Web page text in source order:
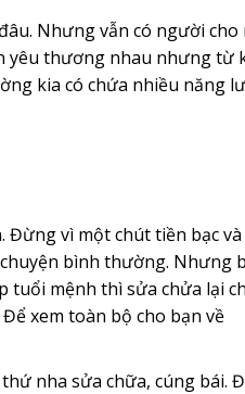
Nhưng vẫn có người cho
yêu thương nhau nhưng từ
kia có chứa nhiều năng
Đừng vì một chút tiền bạc
bình thường. Nhưng
tuổi mệnh thì sửa chửa lại
xem toàn bộ cho bạn về
nha sửa chữa, cúng bái.